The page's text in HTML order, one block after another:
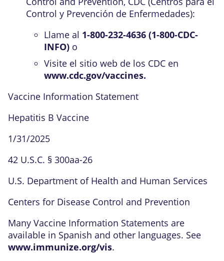
Control y Prevención de Enfermedades):
Llame al 1-800-232-4636 (1-800-CDC-
INFO) o
Visite el sitio web de los CDC en
www.cdc.gov/vaccines.
Vaccine Information Statement
Hepatitis B Vaccine
1/31/2025
42 U.S.C. § 300aa-26
U.S. Department of Health and Human Services
Centers for Disease Control and Prevention
Many Vaccine Information Statements are
available in Spanish and other languages. See
www.immunize.org/vis.